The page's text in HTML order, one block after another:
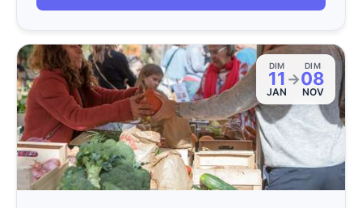
DIM
11
JAN
→
DIM
08
NOV